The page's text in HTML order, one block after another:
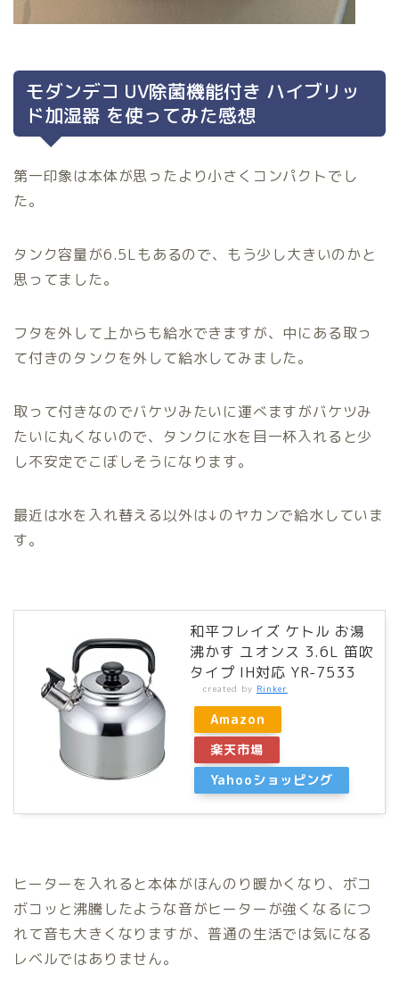
モダンデコ UV除菌機能付き ハイブリッ
ド加湿器 を使ってみた感想
第一印象は本体が思ったより小さくコンパクトでし
た。
タンク容量が6.5Lもあるので、もう少し大きいのかと
思ってました。
フタを外して上からも給水できますが、中にある取っ
て付きのタンクを外して給水してみました。
取って付きなのでバケツみたいに運べますがバケツみ
たいに丸くないので、タンクに水を目一杯入れると少
し不安定でこぼしそうになります。
最近は水を入れ替える以外は↓のヤカンで給水していま
す。
和平フレイズ ケトル お湯
沸かす ユオンス 3.6L 笛吹
タイプ IH対応 YR-7533
created by Rinker
Amazon
楽天市場
Yahooショッピング
ヒーターを入れると本体がほんのり暖かくなり、ボコ
ボコッと沸騰したような音がヒーターが強くなるにつ
れて音も大きくなりますが、普通の生活では気になる
レベルではありません。